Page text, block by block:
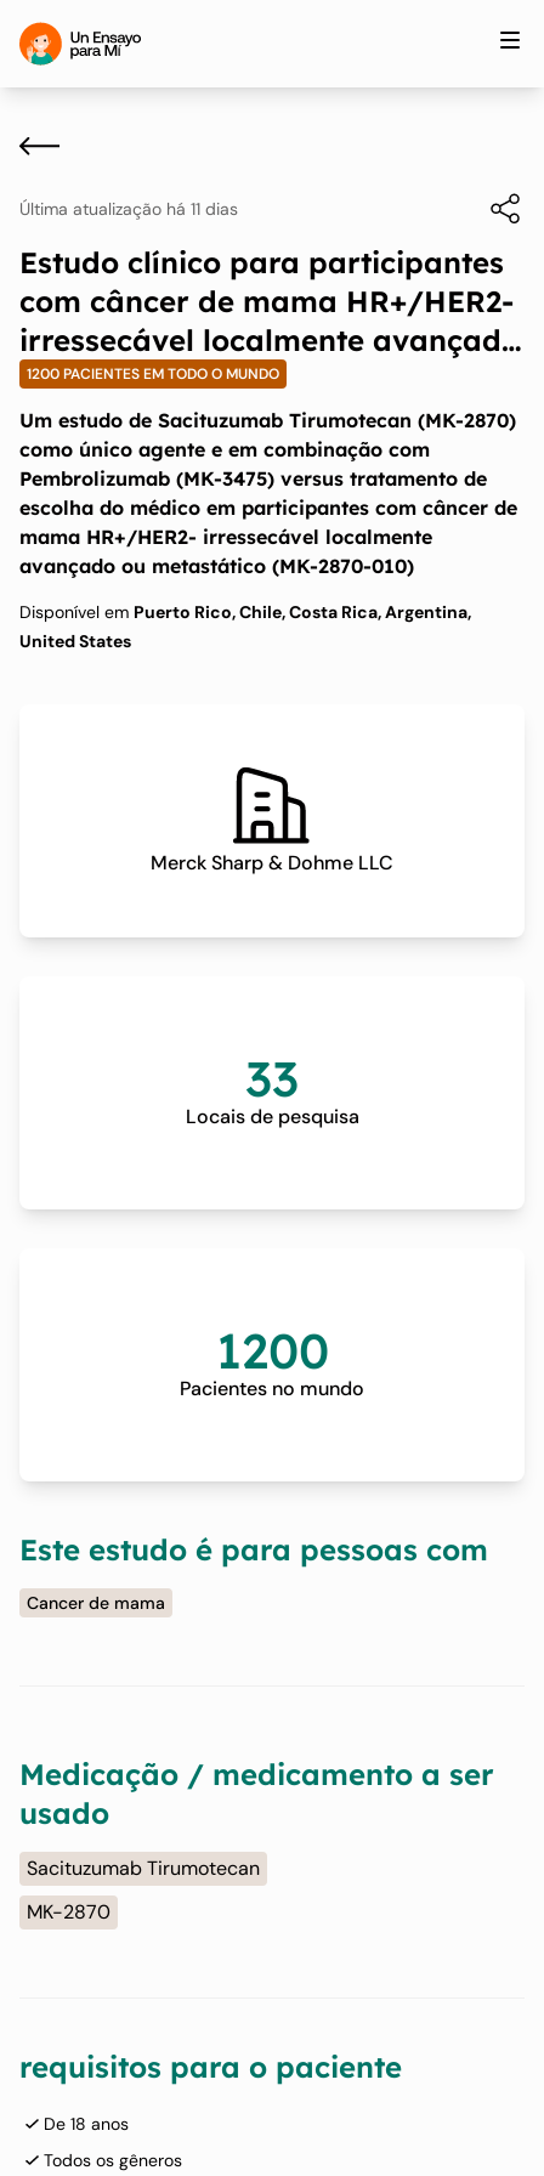
Última atualização há 11 dias
Estudo clínico para participantes
com câncer de mama HR+/HER2-
irressecável localmente avançado
ou metastático
1200 PACIENTES EM TODO O MUNDO
Um estudo de Sacituzumab Tirumotecan (MK-2870)
como único agente e em combinação com
Pembrolizumab (MK-3475) versus tratamento de
escolha do médico em participantes com câncer de
mama HR+/HER2- irressecável localmente
avançado ou metastático (MK-2870-010)
Disponível em Puerto Rico, Chile, Costa Rica, Argentina,
United States
Merck Sharp & Dohme LLC
33
Locais de pesquisa
1200
Pacientes no mundo
Este estudo é para pessoas com
Cancer de mama
Medicação / medicamento a ser
usado
Sacituzumab Tirumotecan
MK-2870
requisitos para o paciente
De 18 anos
Todos os gêneros